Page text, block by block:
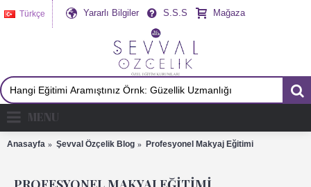
Türkçe Yararlı Bilgiler S.S.S Mağaza
MENU
Anasayfa Şevval Özçelik Blog Profesyonel Makyaj Eğitimi